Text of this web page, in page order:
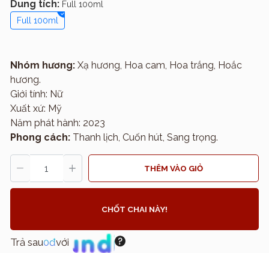
Dung tích: Full 100ml
Full 100ml
Nhóm hương: Xạ hương, Hoa cam, Hoa trắng, Hoắc
hương.
Giới tính: Nữ
Xuất xứ: Mỹ
Năm phát hành: 2023
Phong cách: Thanh lịch, Cuốn hút, Sang trọng.
THÊM VÀO GIỎ
CHỐT CHAI NÀY!
Trả sau0đvới